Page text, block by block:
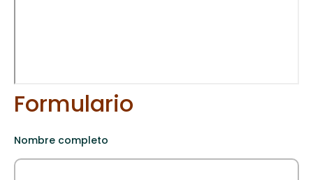
Formulario
Nombre completo